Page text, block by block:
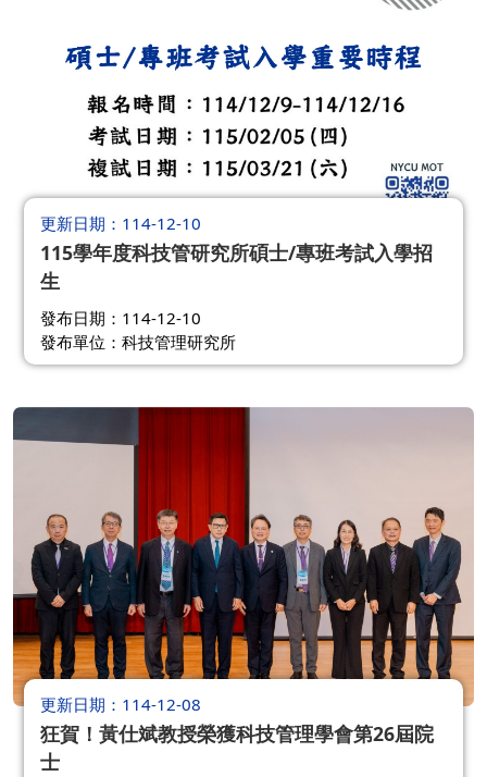
更新日期 114-12-10
115學年度科技管研究所碩士/專班考試入學招
生
發布日期：114-12-10
發布單位：科技管理研究所
更新日期 114-12-08
狂賀！黃仕斌教授榮獲科技管理學會第26屆院
士